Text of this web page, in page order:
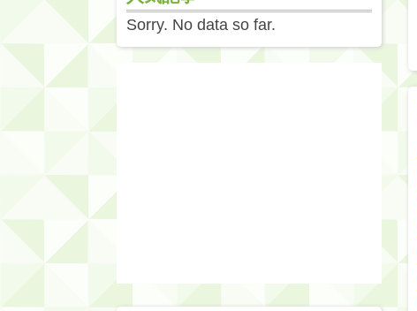
Sorry. No data so far.